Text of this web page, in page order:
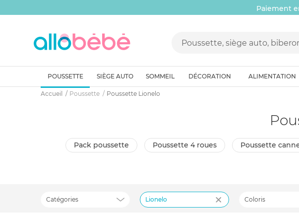
Paiement
POUSSETTE SIÈGE AUTO SOMMEIL DÉCORATION ALIMENTATION
Accueil Poussette Poussette Lionelo
pack poussette poussette 4 roues poussette
Catégories Lionelo Coloris